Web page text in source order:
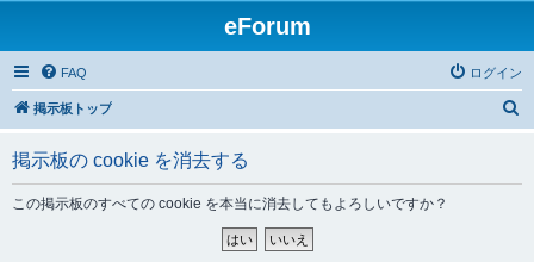
eForum
FAQ ログイン
掲示板トップ
掲示板の cookie を消去する
この掲示板のすべての cookie を本当に消去してもよろしいですか？